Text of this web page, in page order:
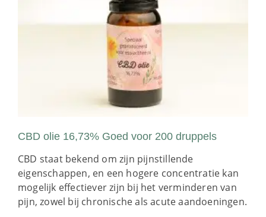
CBD olie 16,73% Goed voor 200 druppels
CBD staat bekend om zijn pijnstillende
eigenschappen, en een hogere concentratie kan
mogelijk effectiever zijn bij het verminderen van
pijn, zowel bij chronische als acute aandoeningen.